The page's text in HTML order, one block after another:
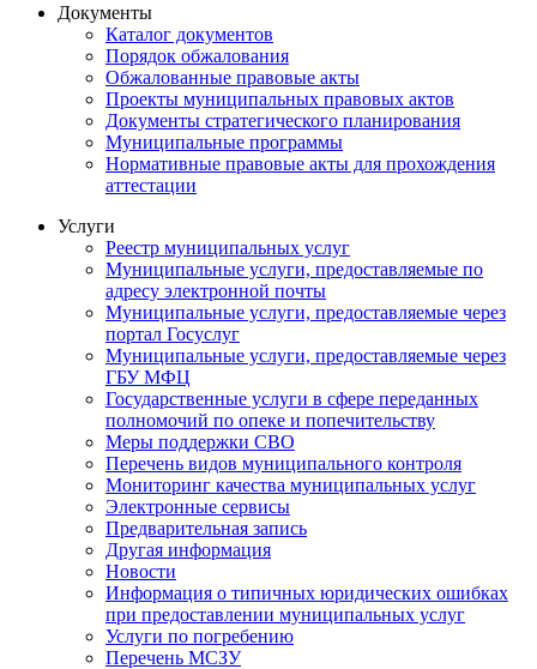
Документы
Каталог документов
Порядок обжалования
Обжалованные правовые акты
Проекты муниципальных правовых актов
Документы стратегического планирования
Муниципальные программы
Нормативные правовые акты для прохождения
аттестации
Услуги
Реестр муниципальных услуг
Муниципальные услуги, предоставляемые по
адресу электронной почты
Муниципальные услуги, предоставляемые через
портал Госуслуг
Муниципальные услуги, предоставляемые через
ГБУ МФЦ
Государственные услуги в сфере переданных
полномочий по опеке и попечительству
Меры поддержки СВО
Перечень видов муниципального контроля
Мониторинг качества муниципальных услуг
Электронные сервисы
Предварительная запись
Другая информация
Новости
Информация о типичных юридических ошибках
при предоставлении муниципальных услуг
Услуги по погребению
Перечень МСЗУ